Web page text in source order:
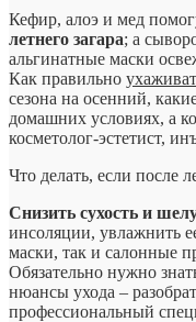
Кефир, алоэ и мед
летнего загара; а
альгинатные маски
Как правильно
сезона на осенний,
домашних условиях, а
косметолог-эстетист,
Что делать, если после
Снизить сухость и
инсоляции, увлажнить
маски, так и салонные
Обязательно нужно
нюансы ухода –
профессиональный